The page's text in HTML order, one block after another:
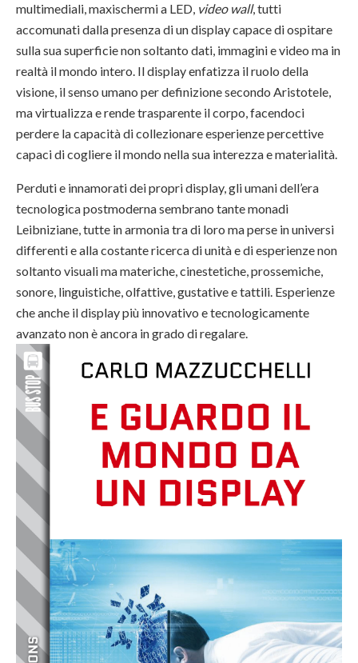
multimediali, maxischermi a LED, video wall, tutti
accomunati dalla presenza di un display capace di ospitare
sulla sua superficie non soltanto dati, immagini e video ma in
realtà il mondo intero. Il display enfatizza il ruolo della
visione, il senso umano per definizione secondo Aristotele,
ma virtualizza e rende trasparente il corpo, facendoci
perdere la capacità di collezionare esperienze percettive
capaci di cogliere il mondo nella sua interezza e materialità.
Perduti e innamorati dei propri display, gli umani dell’era
tecnologica postmoderna sembrano tante monadi
Leibniziane, tutte in armonia tra di loro ma perse in universi
differenti e alla costante ricerca di unità e di esperienze non
soltanto visuali ma materiche, cinestetiche, prossemiche,
sonore, linguistiche, olfattive, gustative e tattili. Esperienze
che anche il display più innovativo e tecnologicamente
avanzato non è ancora in grado di regalare.